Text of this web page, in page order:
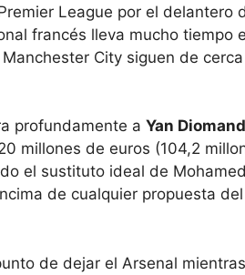
League por el delantero
francés lleva mucho tiempo
Manchester City siguen de
profundamente a Yan
millones de euros (104,2
el sustituto ideal de
de cualquier propuesta del
de dejar el Arsenal